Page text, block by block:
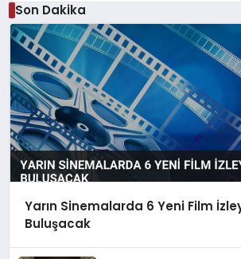
Son Dakika
Yarın Sinemalarda 6 Yeni Film
Buluşacak